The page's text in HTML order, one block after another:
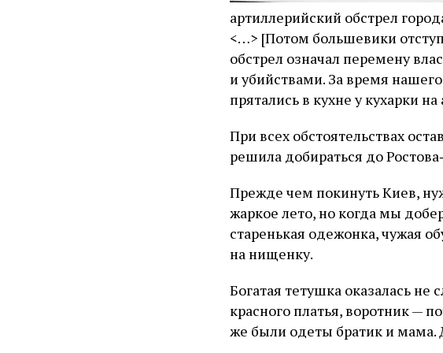
артиллерийский обстрел
<…> [Потом большевики
обстрел означал перемену
и убийствами. За время
прятались в кухне у кухарки
При всех обстоятельствах
решила добираться до
Прежде чем покинуть Киев,
жаркое лето, но когда мы
старенькая одежонка, чужая
на нищенку.
Богатая тетушка оказалась
красного платья, воротник —
же были одеты братик и мама.